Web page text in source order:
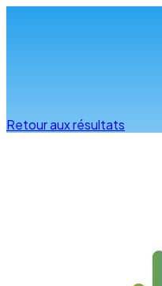
Retour aux résultats